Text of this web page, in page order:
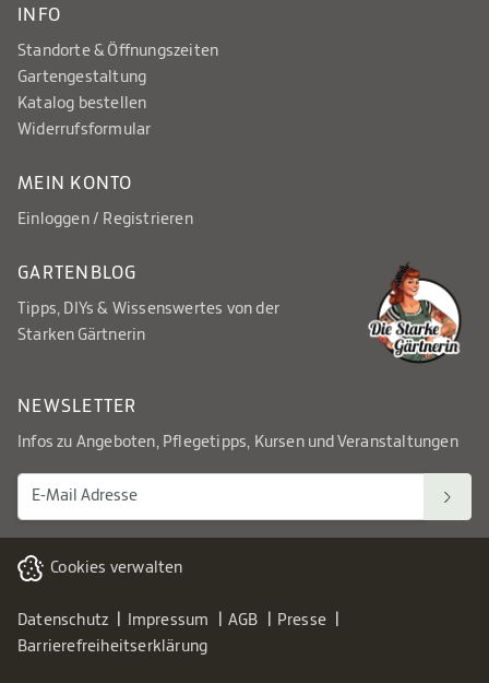
INFO
Standorte & Öffnungszeiten
Gartengestaltung
Katalog bestellen
Widerrufsformular
MEIN KONTO
Einloggen / Registrieren
GARTENBLOG
Tipps, DIYs & Wissenswertes von der
Starken Gärtnerin
NEWSLETTER
Infos zu Angeboten, Pflegetipps, Kursen und Veranstaltungen
Cookies verwalten
Datenschutz Impressum AGB
Presse
Barrierefreiheitserklärung